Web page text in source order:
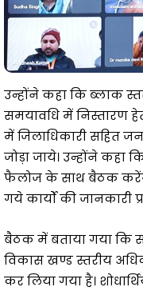
उन्होंने कहा कि ब्लाक
समयावधि में निस्तारण
में जिलाधिकारी सहित
जोड़ा जाये। उन्होंने कहा
फैलोज के साथ बैठक करेंगे,
गये कार्यों की जानकारी
बैठक में बताया गया कि
विकास खण्ड स्तरीय
कर लिया गया है।